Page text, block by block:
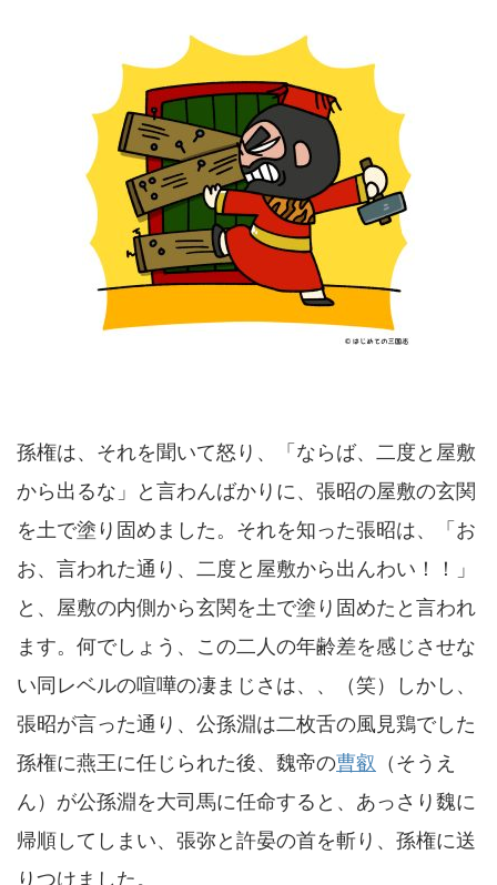
孫権は、それを聞いて怒り、「ならば、二度と屋敷
から出るな」と言わんばかりに、張昭の屋敷の玄関
を土で塗り固めました。それを知った張昭は、「お
お、言われた通り、二度と屋敷から出んわい！！」
と、屋敷の内側から玄関を土で塗り固めたと言われ
ます。何でしょう、この二人の年齢差を感じさせな
い同レベルの喧嘩の凄まじさは、、（笑）しかし、
張昭が言った通り、公孫淵は二枚舌の風見鶏でした
孫権に燕王に任じられた後、魏帝の曹叡 （そうえ
ん）が公孫淵を大司馬に任命すると、あっさり魏に
帰順してしまい、張弥と許晏の首を斬り、孫権に送
りつけました。